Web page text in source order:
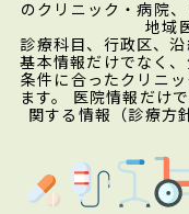
のクリニック・病院
地域
診療科目、行政区、
基本情報だけでなく
条件に合ったクリニ
ます。 医院情報だけ
関する情報（診療方